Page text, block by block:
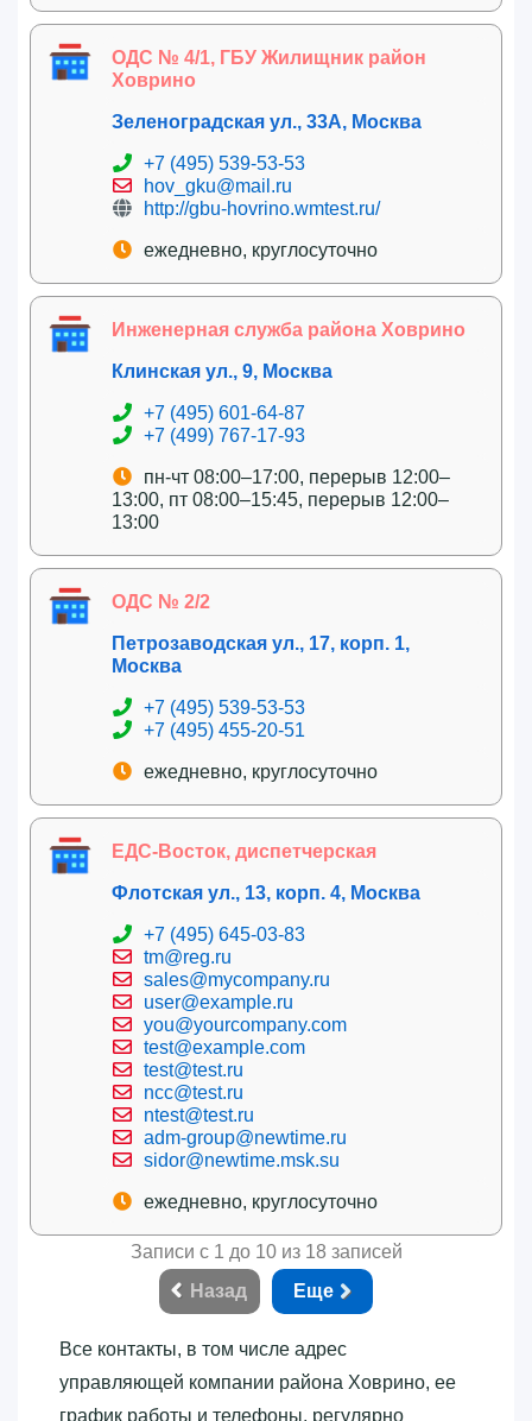
ОДС № 4/1, ГБУ Жилищник район
Ховрино
Зеленоградская ул., 33А, Москва
+7 (495) 539-53-53
hov_gku@mail.ru
http://gbu-hovrino.wmtest.ru/
ежедневно, круглосуточно
Инженерная служба района Ховрино
Клинская ул., 9, Москва
+7 (495) 601-64-87
+7 (499) 767-17-93
пн-чт 08:00–17:00, перерыв 12:00–
13:00, пт 08:00–15:45, перерыв 12:00–
13:00
ОДС № 2/2
Петрозаводская ул., 17, корп. 1,
Москва
+7 (495) 539-53-53
+7 (495) 455-20-51
ежедневно, круглосуточно
ЕДС-Восток, диспетчерская
Флотская ул., 13, корп. 4, Москва
+7 (495) 645-03-83
tm@reg.ru
sales@mycompany.ru
user@example.ru
you@yourcompany.com
test@example.com
test@test.ru
ncc@test.ru
ntest@test.ru
adm-group@newtime.ru
sidor@newtime.msk.su
ежедневно, круглосуточно
Записи с 1 до 10 из 18 записей
Назад
Еще
Все контакты, в том числе адрес
управляющей компании района Ховрино, ее
график работы и телефоны, регулярно